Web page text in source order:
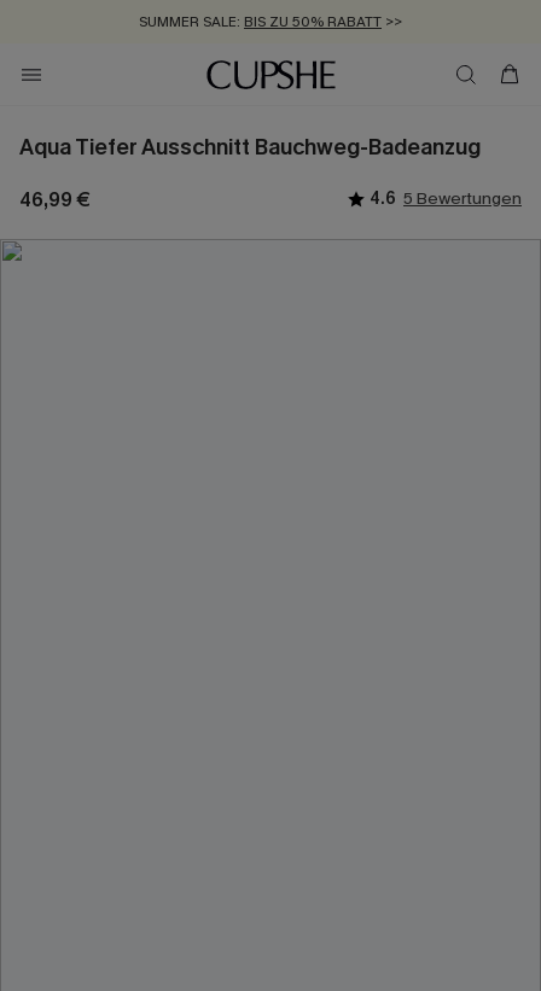
SUMMER SALE: BIS ZU 50% RABATT >>
ZUM NEWSLETTER:BIS ZU -20% EXTRA ERHALTEN
KOSTENLOSER VERSAND AB 89 €
Aqua Tiefer Ausschnitt Bauchweg-Badeanzug
46,99 € 4.6 5 Bewertungen